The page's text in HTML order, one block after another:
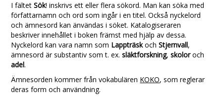
I fältetSök! inskrivs ett eller flera sökord. Man kan söka med
författarnamn och ord som ingår i en titel. Också nyckelord
och ämnesord kan änvändas i söket. Katalogiseraren
beskriver innehållet i boken främst med hjälp av dessa.
Nyckelord kan vara namn som LappträskochStjernvall,
ämnesord är substantiv som t. ex.släktforskning,skoloroch
adel.
Ämnesorden kommer från vokabulären KOKO, som reglerar
deras form och användning.